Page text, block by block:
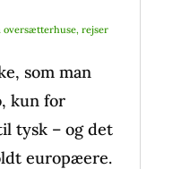
oversætterhuse, rejser
som man
kun for
tysk – og det
europæere.